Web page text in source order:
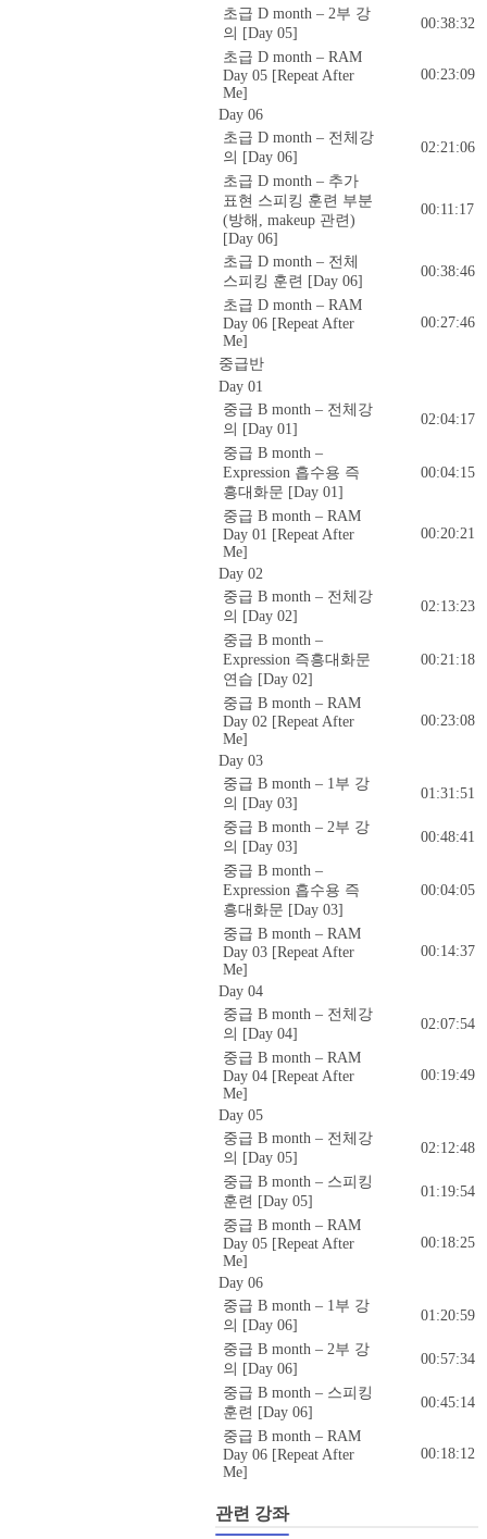
초급 D month – 2부 강
의 [Day 05]
00:38:32
초급 D month – RAM
Day 05 [Repeat After
Me]
00:23:09
Day 06
초급 D month – 전체강
의 [Day 06]
02:21:06
초급 D month – 추가
표현 스피킹 훈련 부분
(방해, makeup 관련)
[Day 06]
00:11:17
초급 D month – 전체
스피킹 훈련 [Day 06]
00:38:46
초급 D month – RAM
Day 06 [Repeat After
Me]
00:27:46
중급반
Day 01
중급 B month – 전체강
의 [Day 01]
02:04:17
중급 B month –
Expression 흡수용 즉
흥대화문 [Day 01]
00:04:15
중급 B month – RAM
Day 01 [Repeat After
Me]
00:20:21
Day 02
중급 B month – 전체강
의 [Day 02]
02:13:23
중급 B month –
Expression 즉흥대화문
연습 [Day 02]
00:21:18
중급 B month – RAM
Day 02 [Repeat After
Me]
00:23:08
Day 03
중급 B month – 1부 강
의 [Day 03]
01:31:51
중급 B month – 2부 강
의 [Day 03]
00:48:41
중급 B month –
Expression 흡수용 즉
흥대화문 [Day 03]
00:04:05
중급 B month – RAM
Day 03 [Repeat After
Me]
00:14:37
Day 04
중급 B month – 전체강
의 [Day 04]
02:07:54
중급 B month – RAM
Day 04 [Repeat After
Me]
00:19:49
Day 05
중급 B month – 전체강
의 [Day 05]
02:12:48
중급 B month – 스피킹
훈련 [Day 05]
01:19:54
중급 B month – RAM
Day 05 [Repeat After
Me]
00:18:25
Day 06
중급 B month – 1부 강
의 [Day 06]
01:20:59
중급 B month – 2부 강
의 [Day 06]
00:57:34
중급 B month – 스피킹
훈련 [Day 06]
00:45:14
중급 B month – RAM
Day 06 [Repeat After
Me]
00:18:12
관련 강좌